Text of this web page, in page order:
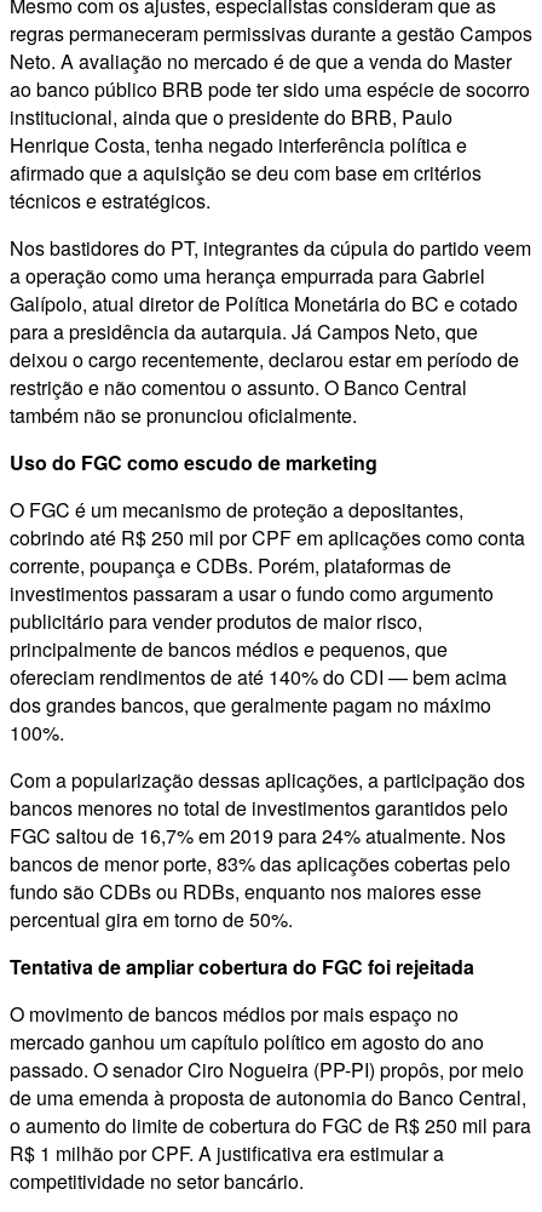
regras permaneceram permissivas durante a gestão Campos
Neto. A avaliação no mercado é de que a venda do Master
ao banco público BRB pode ter sido uma espécie de socorro
institucional, ainda que o presidente do BRB, Paulo
Henrique Costa, tenha negado interferência política e
afirmado que a aquisição se deu com base em critérios
técnicos e estratégicos.
Nos bastidores do PT, integrantes da cúpula do partido veem
a operação como uma herança empurrada para Gabriel
Galípolo, atual diretor de Política Monetária do BC e cotado
para a presidência da autarquia. Já Campos Neto, que
deixou o cargo recentemente, declarou estar em período de
restrição e não comentou o assunto. O Banco Central
também não se pronunciou oficialmente.
Uso do FGC como escudo de marketing
O FGC é um mecanismo de proteção a depositantes,
cobrindo até R$ 250 mil por CPF em aplicações como conta
corrente, poupança e CDBs. Porém, plataformas de
investimentos passaram a usar o fundo como argumento
publicitário para vender produtos de maior risco,
principalmente de bancos médios e pequenos, que
ofereciam rendimentos de até 140% do CDI — bem acima
dos grandes bancos, que geralmente pagam no máximo
100%.
Com a popularização dessas aplicações, a participação dos
bancos menores no total de investimentos garantidos pelo
FGC saltou de 16,7% em 2019 para 24% atualmente. Nos
bancos de menor porte, 83% das aplicações cobertas pelo
fundo são CDBs ou RDBs, enquanto nos maiores esse
percentual gira em torno de 50%.
Tentativa de ampliar cobertura do FGC foi rejeitada
O movimento de bancos médios por mais espaço no
mercado ganhou um capítulo político em agosto do ano
passado. O senador Ciro Nogueira (PP-PI) propôs, por meio
de uma emenda à proposta de autonomia do Banco Central,
o aumento do limite de cobertura do FGC de R$ 250 mil para
R$ 1 milhão por CPF. A justificativa era estimular a
competitividade no setor bancário.